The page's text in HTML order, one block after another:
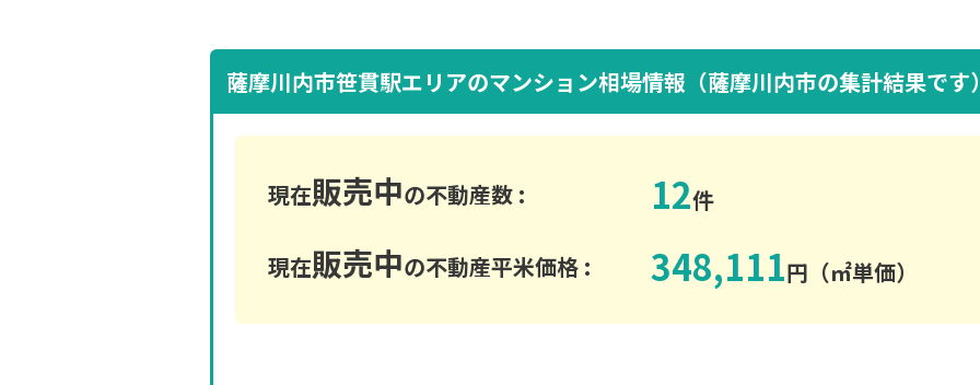
薩摩川内市笹貫駅エリアのマンション相場情報（薩摩川内市の集計結果です
現在販売中の不動産数 : 12件
現在販売中の不動産平米価格 : 348,111円（㎡単価）